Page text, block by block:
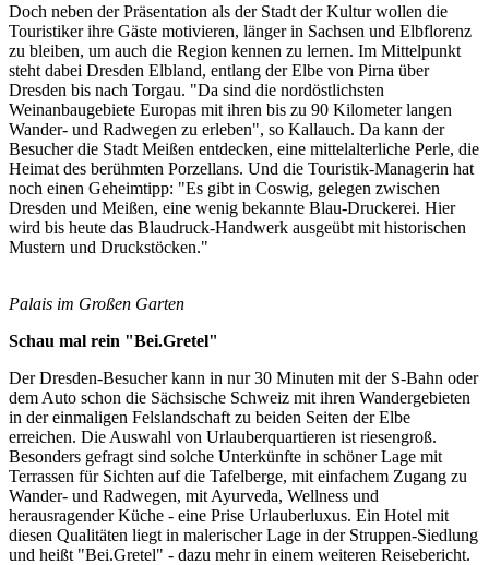
Doch neben der Präsentation als der Stadt der Kultur wollen die
Touristiker ihre Gäste motivieren, länger in Sachsen und Elbflorenz
zu bleiben, um auch die Region kennen zu lernen. Im Mittelpunkt
steht dabei Dresden Elbland, entlang der Elbe von Pirna über
Dresden bis nach Torgau. "Da sind die nordöstlichsten
Weinanbaugebiete Europas mit ihren bis zu 90 Kilometer langen
Wander- und Radwegen zu erleben", so Kallauch. Da kann der
Besucher die Stadt Meißen entdecken, eine mittelalterliche Perle, die
Heimat des berühmten Porzellans. Und die Touristik-Managerin hat
noch einen Geheimtipp: "Es gibt in Coswig, gelegen zwischen
Dresden und Meißen, eine wenig bekannte Blau-Druckerei. Hier
wird bis heute das Blaudruck-Handwerk ausgeübt mit historischen
Mustern und Druckstöcken."
Palais im Großen Garten
Schau mal rein "Bei.Gretel"
Der Dresden-Besucher kann in nur 30 Minuten mit der S-Bahn oder
dem Auto schon die Sächsische Schweiz mit ihren Wandergebieten
in der einmaligen Felslandschaft zu beiden Seiten der Elbe
erreichen. Die Auswahl von Urlauberquartieren ist riesengroß.
Besonders gefragt sind solche Unterkünfte in schöner Lage mit
Terrassen für Sichten auf die Tafelberge, mit einfachem Zugang zu
Wander- und Radwegen, mit Ayurveda, Wellness und
herausragender Küche - eine Prise Urlauberluxus. Ein Hotel mit
diesen Qualitäten liegt in malerischer Lage in der Struppen-Siedlung
und heißt "Bei.Gretel" - dazu mehr in einem weiteren Reisebericht.